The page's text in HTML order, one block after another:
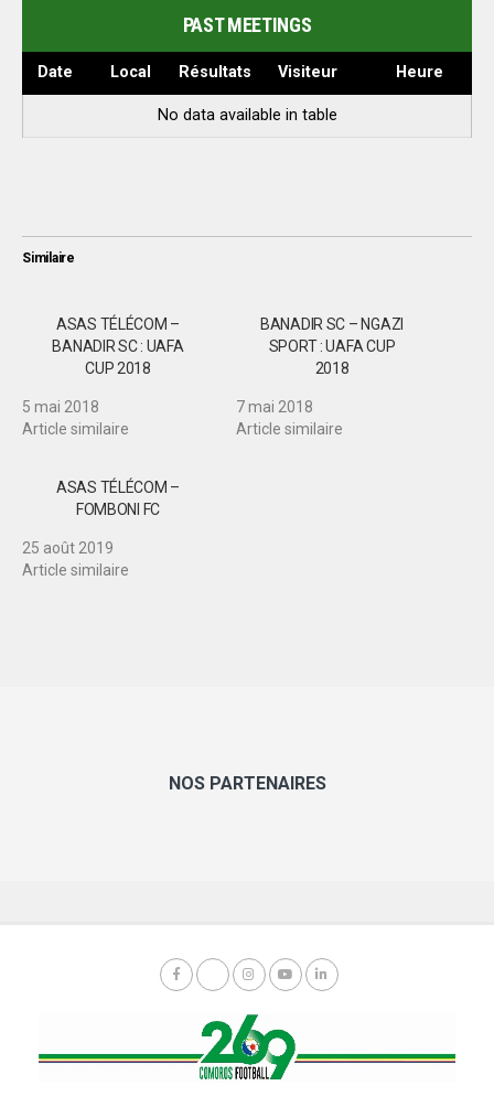
PAST MEETINGS
Date Local Résultats Visiteur Heure
No data available in table
Similaire
ASAS TÉLÉCOM –
BANADIR SC : UAFA
CUP 2018
5 mai 2018
Article similaire
BANADIR SC – NGAZI
SPORT : UAFA CUP
2018
7 mai 2018
Article similaire
ASAS TÉLÉCOM –
FOMBONI FC
25 août 2019
Article similaire
NOS PARTENAIRES